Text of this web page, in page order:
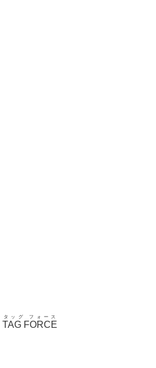
TAG FORCE
タッグ フォース